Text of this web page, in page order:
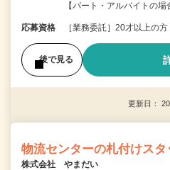
【パート・アルバイトの
応募資格 ［業務委託］20才以上の方
後で見る
更新日：
物流センターの札付けスタ
株式会社 やまだい